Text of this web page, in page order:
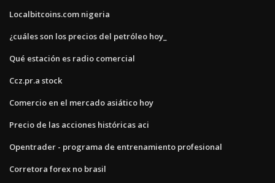
Localbitcoins.com nigeria
¿cuáles son los precios del petróleo hoy_
Qué estación es radio comercial
Ccz.pr.a stock
Comercio en el mercado asiático hoy
Precio de las acciones históricas aci
Opentrader - programa de entrenamiento profesional
Corretora forex no brasil